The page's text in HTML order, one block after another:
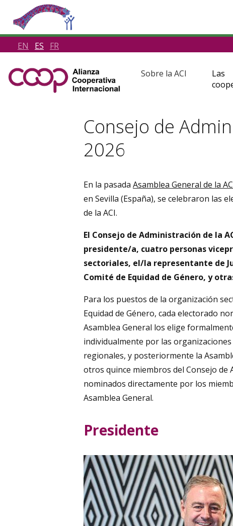
EN ES FR
Sobre la ACI
Las
Consejo de
2026
En la pasada Asamblea General de la
en Sevilla (España), se celebraron las
de la ACI.
El Consejo de Administración de la
presidente/a, cuatro personas
sectoriales, el/la representante de
Comité de Equidad de Género, y
Para los puestos de la organización
Equidad de Género, cada electorado
Asamblea General los elige
individualmente por las
regionales, y posteriormente la
otros quince miembros del Consejo
nominados directamente por los
Asamblea General.
Presidente